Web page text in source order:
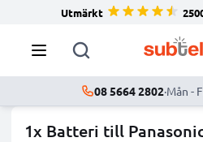
Utmärkt
08 5664 2802·Mån -
1x Batteri till